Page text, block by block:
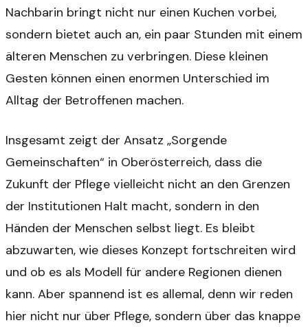
Nachbarin bringt nicht nur einen Kuchen vorbei,
sondern bietet auch an, ein paar Stunden mit einem
älteren Menschen zu verbringen. Diese kleinen
Gesten können einen enormen Unterschied im
Alltag der Betroffenen machen.
Insgesamt zeigt der Ansatz „Sorgende
Gemeinschaften“ in Oberösterreich, dass die
Zukunft der Pflege vielleicht nicht an den Grenzen
der Institutionen Halt macht, sondern in den
Händen der Menschen selbst liegt. Es bleibt
abzuwarten, wie dieses Konzept fortschreiten wird
und ob es als Modell für andere Regionen dienen
kann. Aber spannend ist es allemal, denn wir reden
hier nicht nur über Pflege, sondern über das knappe